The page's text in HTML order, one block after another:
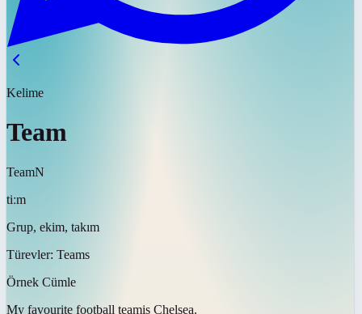
Kelime
Team
TeamN
tiːm
Grup, ekim, takım
Türevler: Teams
Örnek Cümle
My favourite football teamis Chelsea.